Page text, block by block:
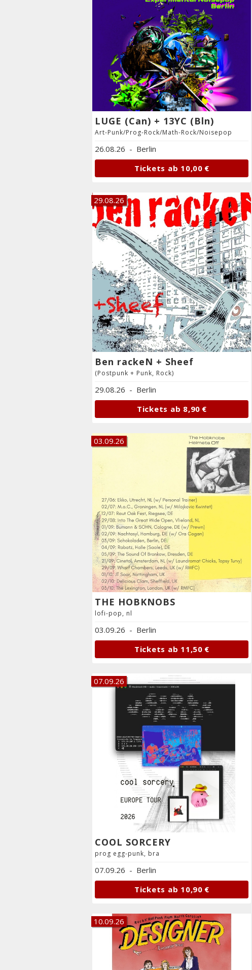
LUGE (Can) + 13YC (Bln)
Art-Punk/Prog-Rock/Math-Rock/Noisepop
26.08.26 - Berlin
Tickets ab 10,00 €
29.08.26
Ben rackeN + Sheef
(Postpunk + Punk, Rock)
29.08.26 - Berlin
Tickets ab 8,90 €
03.09.26
THE HOBKNOBS
lofi-pop, nl
03.09.26 - Berlin
Tickets ab 11,50 €
07.09.26
COOL SORCERY
prog egg-punk, bra
07.09.26 - Berlin
Tickets ab 10,90 €
10.09.26